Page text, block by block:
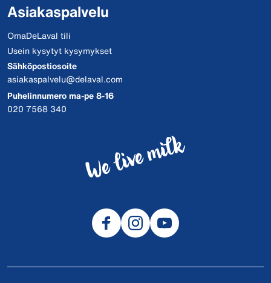
Asiakaspalvelu
OmaDeLaval tili
Usein kysytyt kysymykset
Sähköpostiosoite
asiakaspalvelu@delaval.com
Puhelinnumero ma-pe 8-16
020 7568 340